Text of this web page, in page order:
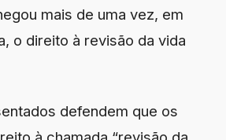
mais de uma vez, em
o direito à revisão da vida
defendem que os